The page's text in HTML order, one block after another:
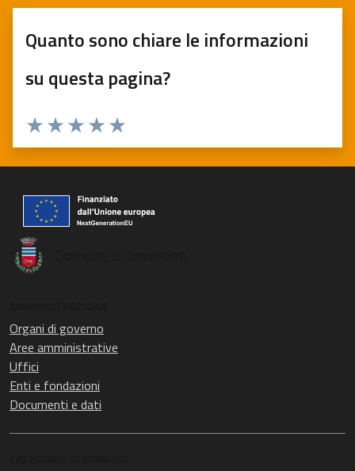
Quanto sono chiare le informazioni
su questa pagina?
Valuta 5 stelle su 5
Valuta 4 stelle su 5
Valuta 3 stelle su 5
Valuta 2 stelle su 5
Valuta 1 stelle su 5
Organi di governo
Aree amministrative
Uffici
Enti e fondazioni
Documenti e dati